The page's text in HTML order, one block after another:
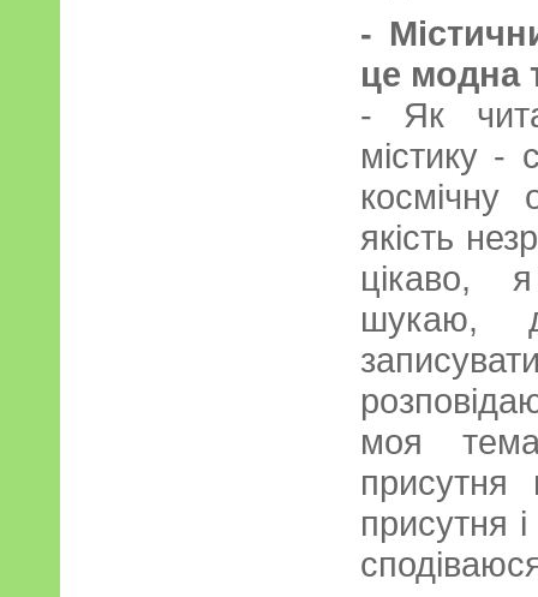
-
це модна
- Як
містику -
космічну
якість
цікаво,
шукаю,
моя
присутня